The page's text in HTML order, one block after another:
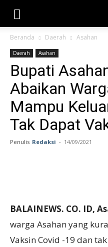
Beranda Daerah Asahan
Daerah Asahan
Bupati
Abaikan
Mampu
Tak Dapat
Penulis Redaksi - 14/09/2021
BALAINEWS. CO. ID,
warga Asahan yang
Vaksin Covid -19 dan